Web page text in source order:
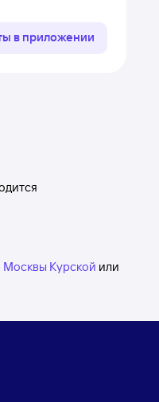
в приложении
Москвы Курской или